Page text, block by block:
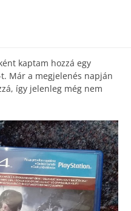
kaptam hozzá egy
Már a megjelenés napján
így jelenleg még nem